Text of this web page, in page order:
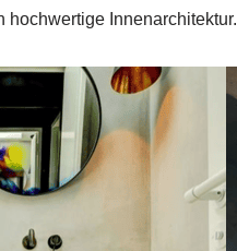
hochwertige Innenarchitektur.